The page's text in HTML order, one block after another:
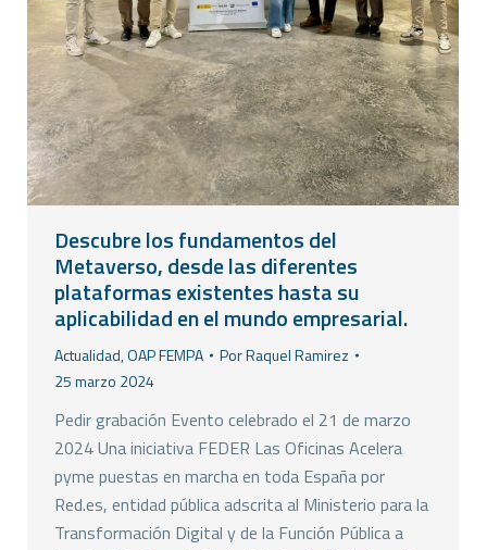
Descubre los fundamentos del
Metaverso, desde las diferentes
plataformas existentes hasta su
aplicabilidad en el mundo empresarial.
Actualidad,OAP FEMPA PorRaquel Ramirez
25 marzo 2024
Pedir grabación Evento celebrado el 21 de marzo
2024 Una iniciativa FEDER Las Oficinas Acelera
pyme puestas en marcha en toda España por
Red.es, entidad pública adscrita al Ministerio para la
Transformación Digital y de la Función Pública a